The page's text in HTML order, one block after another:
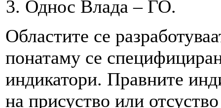
Однос Влада – ГО.
Областите се
понатаму се
индикатори. Правните
на присуство или